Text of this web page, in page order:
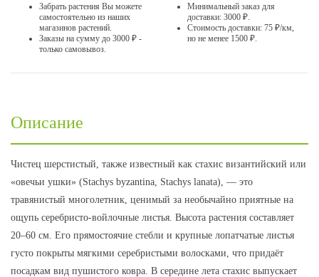
Забрать растения Вы можете
самостоятельно из наших
магазинов растений.
Заказы на сумму до 3000 ₽ -
только самовывоз.
Минимальный заказ для
доставки: 3000 ₽.
Стоимость доставки: 75 ₽/км,
но не менее 1500 ₽.
Описание
Чистец шерстистый, также известный как стахис византийский или
«овечьи ушки» (Stachys byzantina, Stachys lanata), — это
травянистый многолетник, ценимый за необычайно приятные на
ощупь серебристо-войлочные листья. Высота растения составляет
20–60 см. Его прямостоячие стебли и крупные лопатчатые листья
густо покрыты мягкими серебристыми волосками, что придаёт
посадкам вид пушистого ковра. В середине лета стахис выпускает